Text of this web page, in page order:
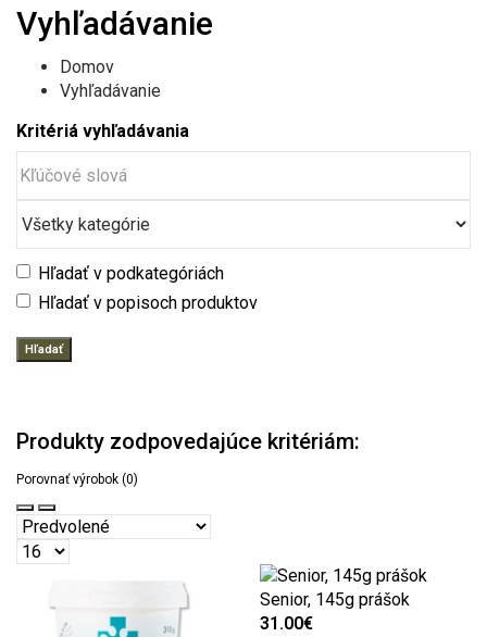
Vyhľadávanie
Domov
Vyhľadávanie
Kritériá vyhľadávania
Hľadať v podkategóriách
Hľadať v popisoch produktov
Produkty zodpovedajúce kritériám:
Porovnať výrobok (0)
Senior, 145g prášok
31.00€